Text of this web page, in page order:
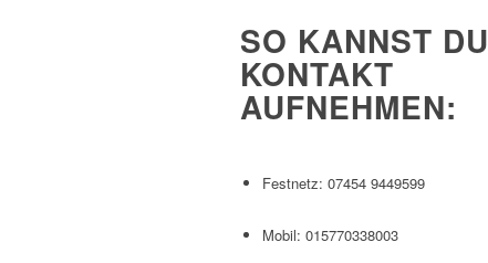
SO KANNST DU
KONTAKT
AUFNEHMEN:
Festnetz: 07454 9449599
Mobil: 015770338003